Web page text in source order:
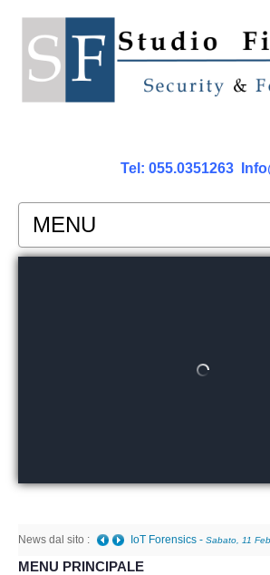
Tel: 055.0351263
MENU
Perizia Smartphone Tablet,Cell.
Perzia su Software/Programmi
News dal sito : IoT Forensics - Sabato, 11
MENU PRINCIPALE